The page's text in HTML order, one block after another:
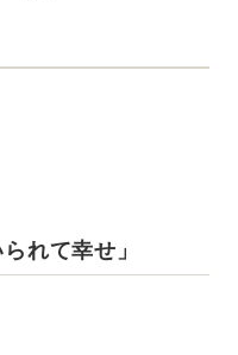
れて幸せ」